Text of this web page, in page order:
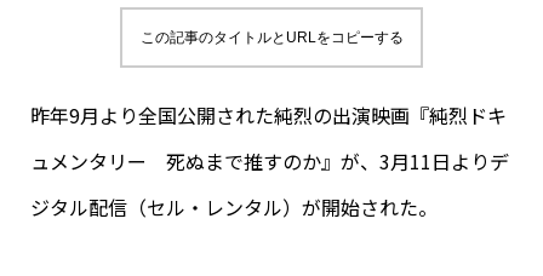
この記事のタイトルとURLをコピーする
昨年9月より全国公開された純烈の出演映画『純烈ドキ
ュメンタリー 死ぬまで推すのか』が、3月11日よりデ
ジタル配信（セル・レンタル）が開始された。